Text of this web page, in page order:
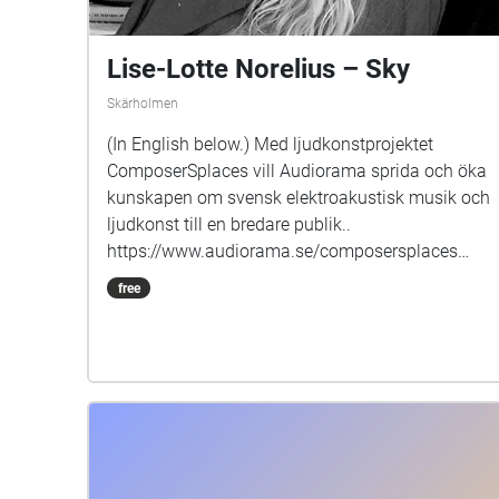
Lise-Lotte Norelius – Sky
Skärholmen
(In English below.) Med ljudkonstprojektet
ComposerSplaces vill Audiorama sprida och öka
kunskapen om svensk elektroakustisk musik och
ljudkonst till en bredare publik..
https://www.audiorama.se/composersplaces
Sedan 2015, när jag flyttade till översta våningen
med en fantastisk utsikt i en Stockholmsförort,
bottenvåningen var fascinerande och
free